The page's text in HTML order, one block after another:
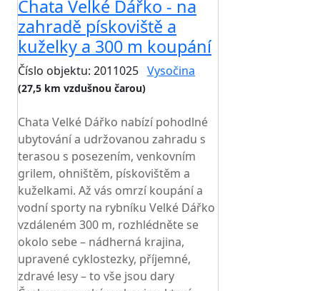
Chata Velké Dářko - na
zahradě pískoviště a
kuželky a 300 m koupání
Číslo objektu: 2011025 Vysočina
(27,5 km vzdušnou čarou)
Chata Velké Dářko nabízí pohodlné
ubytování a udržovanou zahradu s
terasou s posezením, venkovním
grilem, ohništěm, pískovištěm a
kuželkami. Až vás omrzí koupání a
vodní sporty na rybníku Velké Dářko
vzdáleném 300 m, rozhlédněte se
okolo sebe – nádherná krajina,
upravené cyklostezky, příjemné,
zdravé lesy – to vše jsou dary